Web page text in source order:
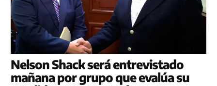
Nelson Shack será entrevistado
mañana por grupo que evalúa su